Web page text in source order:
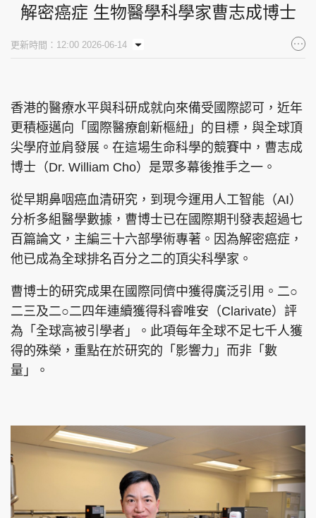
玄學靈異 東周專欄
東周刊 cazbuyer 東Touch
PCM 電腦廣場 星島頭條 星島日報
頭條日報 星島環球 The Standard
頭條搵工 EDUPLUS
使用條款
解密癌症 生物醫學科學家曹志成博士
更新時間：12:00 2026-06-14
香港的醫療水平與科研成就向來備受國際認可，近年
更積極邁向「國際醫療創新樞紐」的目標，與全球頂
尖學府並肩發展。在這場生命科學的競賽中，曹志成
博士（Dr. William Cho）是眾多幕後推手之一。
從早期鼻咽癌血清研究，到現今運用人工智能（AI）
分析多組醫學數據，曹博士已在國際期刊發表超過七
百篇論文，主編三十六部學術專著。因為解密癌症，
他已成為全球排名百分之二的頂尖科學家。
曹博士的研究成果在國際同儕中獲得廣泛引用。二○
二三及二○二四年連續獲得科睿唯安（Clarivate）評
為「全球高被引學者」。此項每年全球不足七千人獲
得的殊榮，重點在於研究的「影響力」而非「數
量」。